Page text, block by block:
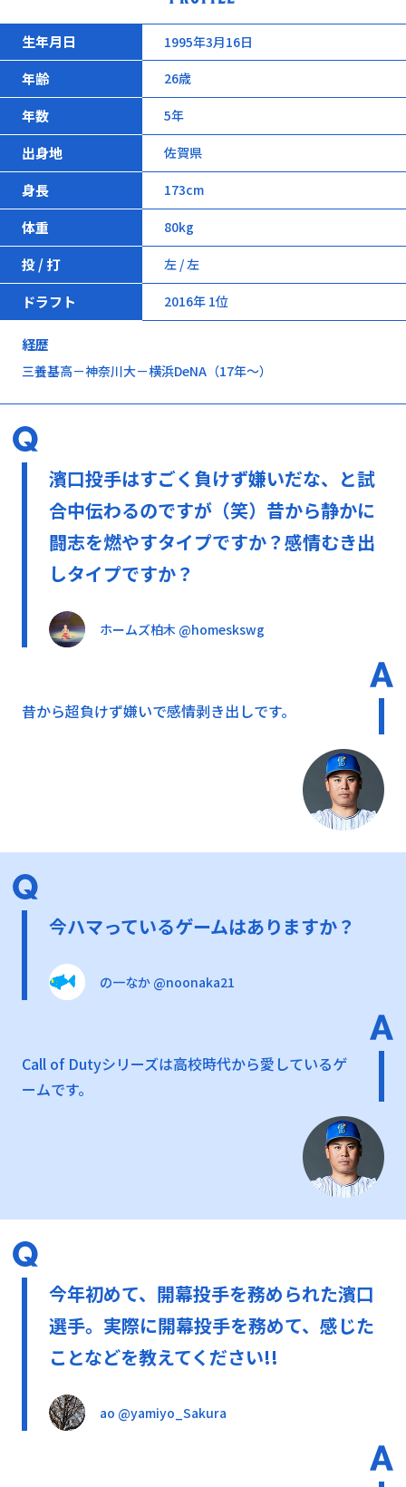
生年月日 1995年3月16日
年齢 26歳
年数 5年
出身地 佐賀県
身長 173cm
体重 80kg
投 / 打 左 / 左
ドラフト 2016年 1位
経歴
三養基高－神奈川大－横浜DeNA（17年～）
濱口投手はすごく負けず嫌いだな、と試
合中伝わるのですが（笑）昔から静かに
闘志を燃やすタイプですか？感情むき出
しタイプですか？
ホームズ柏木 @homeskswg
昔から超負けず嫌いで感情剥き出しです。
今ハマっているゲームはありますか？
の一なか @noonaka21
Call of Dutyシリーズは高校時代から愛しているゲ
ームです。
今年初めて、開幕投手を務められた濱口
選手。実際に開幕投手を務めて、感じた
ことなどを教えてください!!
ao @yamiyo_Sakura